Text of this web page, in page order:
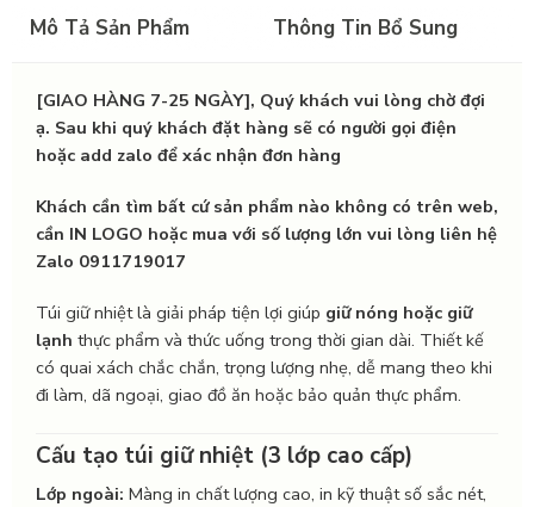
Mô Tả Sản Phẩm Thông Tin Bổ Sung
[GIAO HÀNG 7-25 NGÀY], Quý khách vui lòng chờ đợi
ạ. Sau khi quý khách đặt hàng sẽ có người gọi điện
hoặc add zalo để xác nhận đơn hàng
Khách cần tìm bất cứ sản phẩm nào không có trên web,
cần IN LOGO hoặc mua với số lượng lớn vui lòng liên hệ
Zalo 0911719017
Túi giữ nhiệt là giải pháp tiện lợi giúp giữ nóng hoặc giữ
lạnh thực phẩm và thức uống trong thời gian dài. Thiết kế
có quai xách chắc chắn, trọng lượng nhẹ, dễ mang theo khi
đi làm, dã ngoại, giao đồ ăn hoặc bảo quản thực phẩm.
Cấu tạo túi giữ nhiệt (3 lớp cao cấp)
Lớp ngoài: Màng in chất lượng cao, in kỹ thuật số sắc nét,